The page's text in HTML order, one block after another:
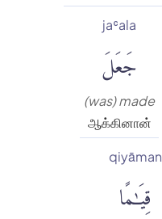
jaʿala
جَعَلَ
(was) made
ஆக்கினான்
qiyāman
قِيَٰمًا